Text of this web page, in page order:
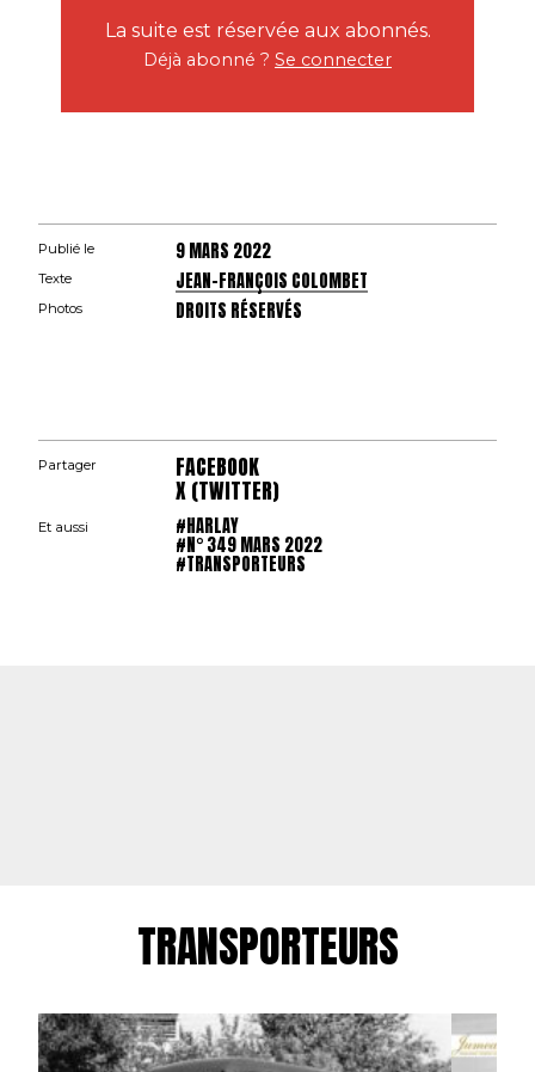
La suite est réservée aux abonnés.
Déjà abonné ? Se connecter
Publié le 9 MARS 2022
Texte JEAN-FRANÇOIS COLOMBET
Photos DROITS RÉSERVÉS
Partager FACEBOOK
X (TWITTER)
Et aussi #HARLAY
#N° 349 MARS 2022
#TRANSPORTEURS
TRANSPORTEURS